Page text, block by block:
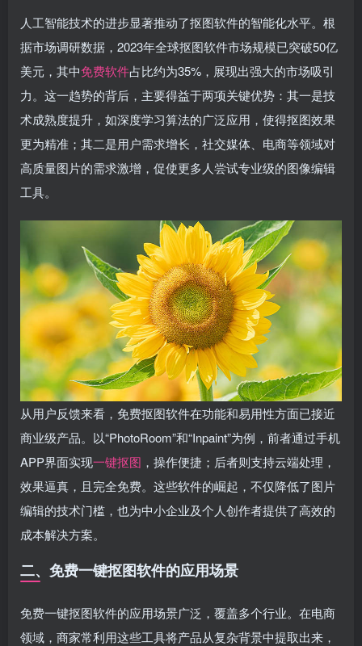
人工智能技术的进步显著推动了抠图软件的智能化水平。根
据市场调研数据，2023年全球抠图软件市场规模已突破50亿
美元，其中免费软件占比约为35%，展现出强大的市场吸引
力。这一趋势的背后，主要得益于两项关键优势：其一是技
术成熟度提升，如深度学习算法的广泛应用，使得抠图效果
更为精准；其二是用户需求增长，社交媒体、电商等领域对
高质量图片的需求激增，促使更多人尝试专业级的图像编辑
工具。
从用户反馈来看，免费抠图软件在功能和易用性方面已接近
商业级产品。以“PhotoRoom”和“Inpaint”为例，前者通过手机
APP界面实现一键抠图 ，操作便捷；后者则支持云端处理，
效果逼真，且完全免费。这些软件的崛起，不仅降低了图片
编辑的技术门槛，也为中小企业及个人创作者提供了高效的
成本解决方案。
二、免费一键抠图软件的应用场景
免费一键抠图软件的应用场景广泛，覆盖多个行业。在电商
领域，商家常利用这些工具将产品从复杂背景中提取出来，